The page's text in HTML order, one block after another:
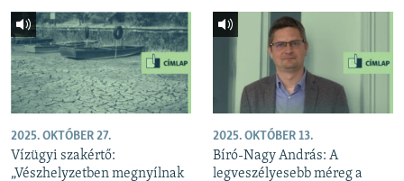
2025. OKTÓBER 27.
Vízügyi szakértő:
„Vészhelyzetben megnyílnak
2025. OKTÓBER 13.
Bíró-Nagy András: A
legveszélyesebb méreg a